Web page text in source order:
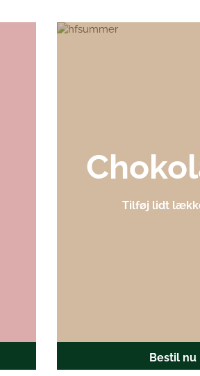
Tilføj lidt
Bestil nu